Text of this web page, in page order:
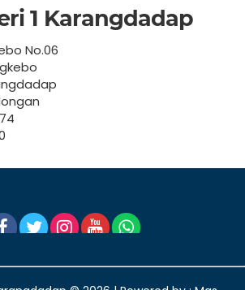
1 Karangdadap
No.06